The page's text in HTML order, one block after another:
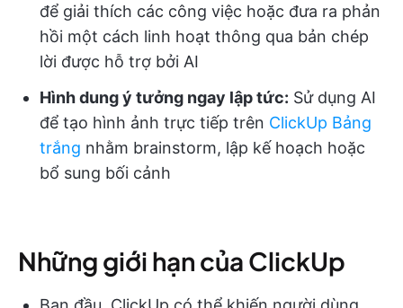
để giải thích các công việc hoặc đưa ra phản
hồi một cách linh hoạt thông qua bản chép
lời được hỗ trợ bởi AI
Hình dung ý tưởng ngay lập tức: Sử dụng AI
để tạo hình ảnh trực tiếp trên ClickUp Bảng
trắng nhằm brainstorm, lập kế hoạch hoặc
bổ sung bối cảnh
Những giới hạn của ClickUp